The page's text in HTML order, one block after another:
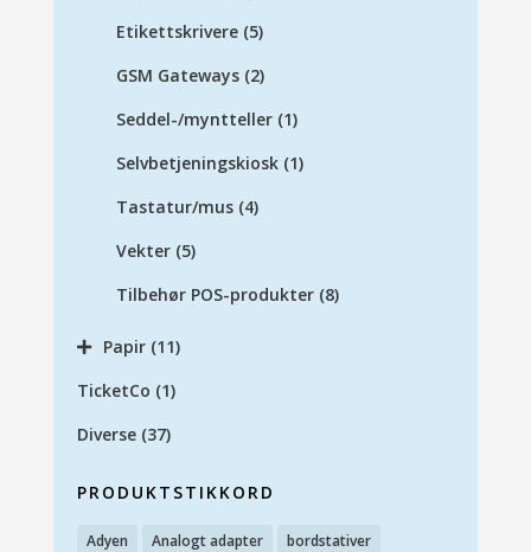
Etikettskrivere (5)
GSM Gateways (2)
Seddel-/myntteller (1)
Selvbetjeningskiosk (1)
Tastatur/mus (4)
Vekter (5)
Tilbehør POS-produkter (8)
Papir (11)
TicketCo (1)
Diverse (37)
PRODUKTSTIKKORD
Adyen Analogt adapter
bordstativer